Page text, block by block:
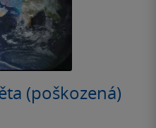
(poškozená)